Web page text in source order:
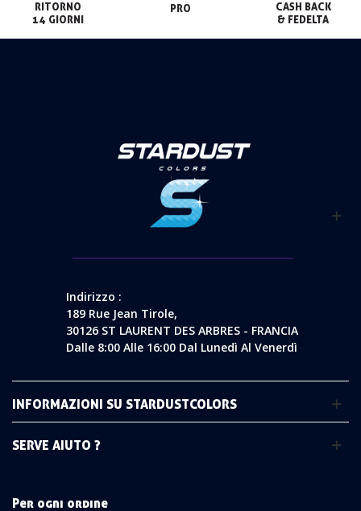
RITORNO
14 GIORNI
PRO
CASH BACK
& FEDELTA
Indirizzo :
189 Rue Jean Tirole,
30126 ST LAURENT DES ARBRES - FRANCIA
Dalle 8:00 Alle 16:00 Dal Lunedì Al Venerdì
INFORMAZIONI SU STARDUSTCOLORS
SERVE AIUTO ?
Per ogni ordine